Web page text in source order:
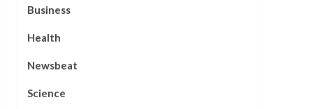
Business
Health
Newsbeat
Science